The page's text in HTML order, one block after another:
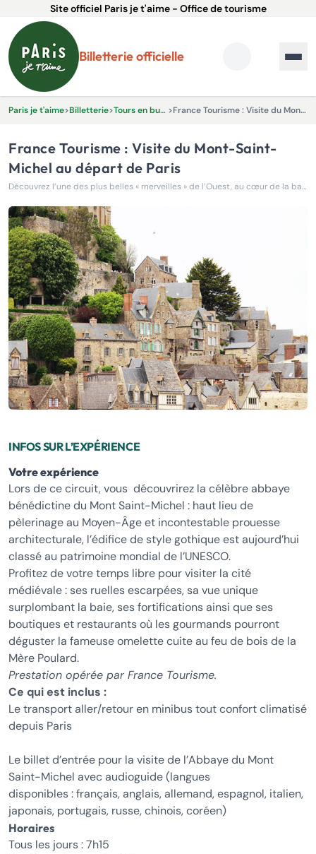
Site officiel Paris je t'aime - Office de tourisme
Billetterie officielle
Paris je t'aime>Billetterie> Tours en bus et Excursions > France Tourisme : Visite du Mont-Saint-Michel au départ de Paris
France Tourisme : Visite du Mont-Saint-
Michel au départ de Paris
Découvrez l’une des plus belles « merveilles » de l’Ouest, au cœur de la baie du Mont-Saint-Michel, en Normandie.
INFOS SUR L’EXPÉRIENCE
Votre expérience
Lors de ce circuit, vous découvrirez la célèbre abbaye
bénédictine du Mont Saint-Michel : haut lieu de
pèlerinage au Moyen-Âge et incontestable prouesse
architecturale, l’édifice de style gothique est aujourd’hui
classé au patrimoine mondial de l’UNESCO.
Profitez de votre temps libre pour visiter la cité
médiévale : ses ruelles escarpées, sa vue unique
surplombant la baie, ses fortifications ainsi que ses
boutiques et restaurants où les gourmands pourront
déguster la fameuse omelette cuite au feu de bois de la
Mère Poulard.
Prestation opérée par France Tourisme.
Ce qui est inclus :
Le transport aller/retour en minibus tout confort climatisé
depuis Paris
Le billet d’entrée pour la visite de l’Abbaye du Mont
Saint-Michel avec audioguide (langues
disponibles : français, anglais, allemand, espagnol, italien,
japonais, portugais, russe, chinois, coréen)
Horaires
Tous les jours : 7h15